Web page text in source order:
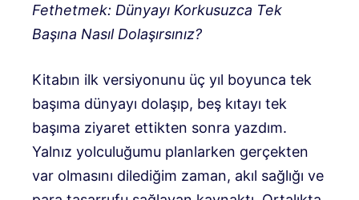
Fethetmek: Dünyayı Korkusuzca Tek
Başına Nasıl Dolaşırsınız?
Kitabın ilk versiyonunu üç yıl boyunca tek
başıma dünyayı dolaşıp, beş kıtayı tek
başıma ziyaret ettikten sonra yazdım.
Yalnız yolculuğumu planlarken gerçekten
var olmasını dilediğim zaman, akıl sağlığı ve